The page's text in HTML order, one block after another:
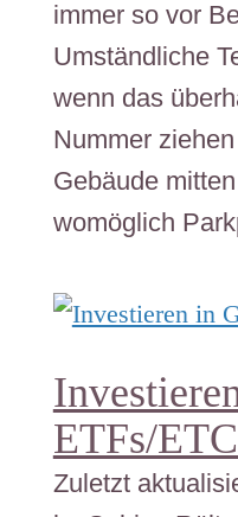
immer so vor
Umständliche
wenn das
Nummer
Gebäude
womöglich
ETFs/
Zuletzt